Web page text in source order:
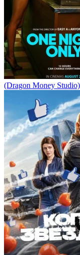
(Dragon Money Studio)